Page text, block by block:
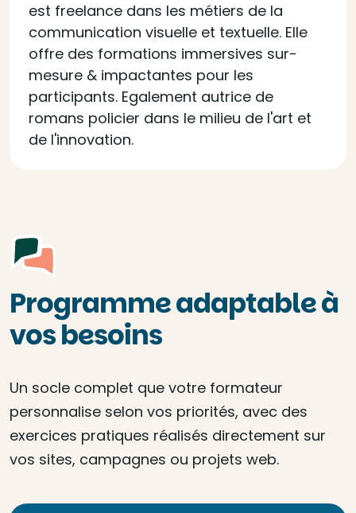
est freelance dans les métiers de la
communication visuelle et textuelle. Elle
offre des formations immersives sur-
mesure & impactantes pour les
participants. Egalement autrice de
romans policier dans le milieu de l'art et
de l'innovation.
Programme adaptable à
vos besoins
Un socle complet que votre formateur
personnalise selon vos priorités, avec des
exercices pratiques réalisés directement sur
vos sites, campagnes ou projets web.